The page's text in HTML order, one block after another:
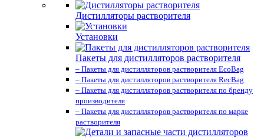
Дистилляторы растворителя
Установки
Пакеты для дистилляторов растворителя
– Пакеты для дистилляторов растворителя EcoBag
– Пакеты для дистилляторов растворителя RecBag
– Пакеты для дистилляторов растворителя по бренду
производителя
– Пакеты для дистилляторов растворителя по марке
растворителя